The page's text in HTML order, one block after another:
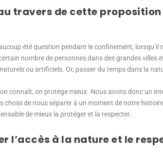
travers de cette proposition
été question pendant le confinement, lorsqu’il
nombre de personnes dans des grandes villes
ou artificiels. Or, passer du temps dans la
connaît, on protège mieux. Nous avons donc un
de nous séparer à un moment de notre
de mieux la protéger et la respecter.
l’accès à la nature et le